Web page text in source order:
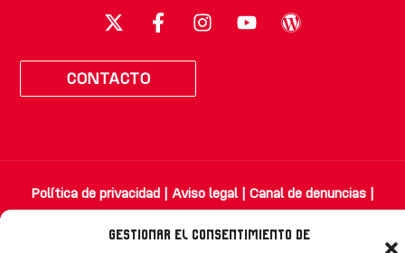
Gestionar el consentimiento de
CONTACTO
Política de privacidad | Aviso legal| Canal de denuncias |